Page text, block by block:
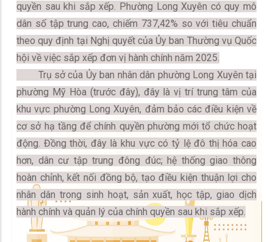
quyền sau khi sắp xếp. Phường Long Xuyên có quy mô
dân số tập trung cao, chiếm 737,42% so với tiêu chuẩn
theo quy định tại Nghị quyết của Ủy ban Thường vụ Quốc
hội về việc sắp xếp đơn vị hành chính năm 2025.
Trụ sở của Ủy ban nhân dân phường Long Xuyên tại
phường Mỹ Hòa (trước đây), đây là vị trí trung tâm của
khu vực phường Long Xuyên, đảm bảo các điều kiện về
cơ sở hạ tầng để chính quyền phường mới tổ chức hoạt
động. Đồng thời, đây là khu vực có tỷ lệ đô thị hóa cao
hơn, dân cư tập trung đông đúc; hệ thống giao thông
hoàn chỉnh, kết nối đồng bộ, tạo điều kiện thuận lợi cho
nhân dân trong sinh hoạt, sản xuất, học tập, giao dịch
hành chính và quản lý của chính quyền sau khi sắp xếp.